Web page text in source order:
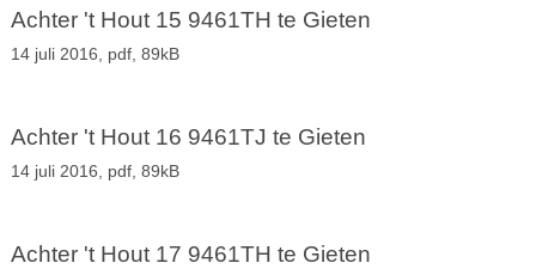
Achter 't Hout 15 9461TH te Gieten
14 juli 2016, pdf, 89kB
Achter 't Hout 16 9461TJ te Gieten
14 juli 2016, pdf, 89kB
Achter 't Hout 17 9461TH te Gieten